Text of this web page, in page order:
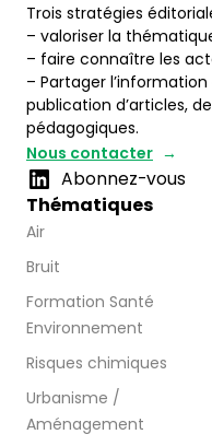
Trois stratégies
– valoriser la
– faire connaître les
– Partager
publication d’articles,
pédagogiques.
Nous contacter
Abonnez-vous
Thématiques
Air
Bruit
Formation Santé
Environnement
Risques chimiques
Urbanisme /
Aménagement